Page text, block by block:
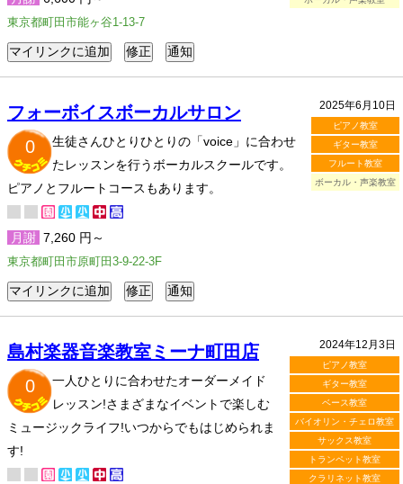
東京都町田市能ヶ谷1-13-7
2025年6月10日
ピアノ教室
ギター教室
フルート教室
ボーカル・声楽教室
フォーボイスボーカルサロン
0
生徒さんひとりひとりの「voice」に合わせ
たレッスンを行うボーカルスクールです。
ピアノとフルートコースもあります。
月謝 7,260 円～
東京都町田市原町田3-9-22-3F
2024年12月3日
ピアノ教室
ギター教室
ベース教室
バイオリン・チェロ教室
サックス教室
トランペット教室
クラリネット教室
島村楽器音楽教室ミーナ町田店
0
一人ひとりに合わせたオーダーメイド
レッスン!さまざまなイベントで楽しむ
ミュージックライフ!いつからでもはじめられま
す!